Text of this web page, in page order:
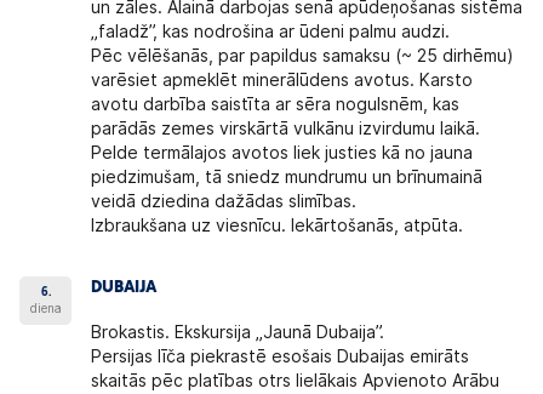
un zāles. Alainā darbojas senā apūdeņošanas sistēma
„faladž”, kas nodrošina ar ūdeni palmu audzi.
Pēc vēlēšanās, par papildus samaksu (~ 25 dirhēmu)
varēsiet apmeklēt minerālūdens avotus. Karsto
avotu darbība saistīta ar sēra nogulsnēm, kas
parādās zemes virskārtā vulkānu izvirdumu laikā.
Pelde termālajos avotos liek justies kā no jauna
piedzimušam, tā sniedz mundrumu un brīnumainā
veidā dziedina dažādas slimības.
Izbraukšana uz viesnīcu. Iekārtošanās, atpūta.
6.
diena
DUBAIJA
Brokastis. Ekskursija „Jaunā Dubaija”.
Persijas līča piekrastē esošais Dubaijas emirāts
skaitās pēc platības otrs lielākais Apvienoto Arābu